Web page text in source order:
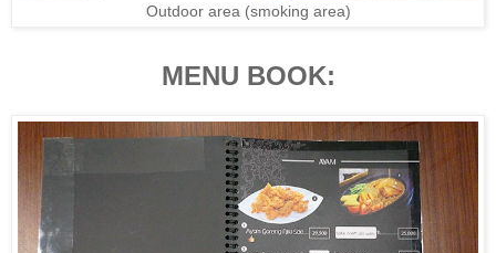
Outdoor area (smoking area)
MENU BOOK: